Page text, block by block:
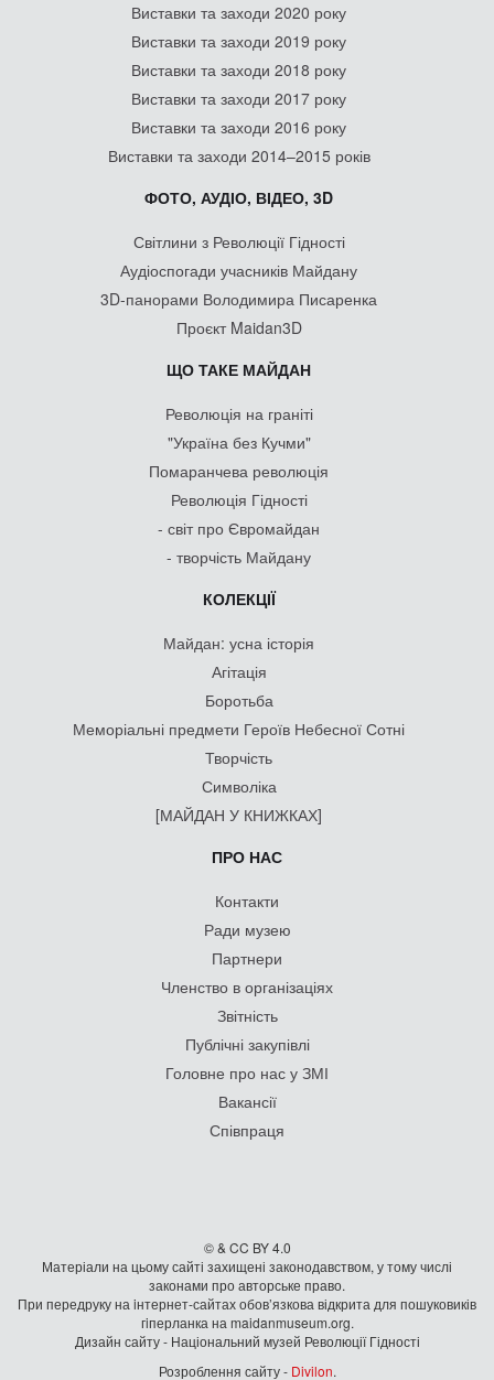
Виставки та заходи 2020 року
Виставки та заходи 2019 року
Виставки та заходи 2018 року
Виставки та заходи 2017 року
Виставки та заходи 2016 року
Виставки та заходи 2014–2015 років
ФОТО, АУДІО, ВІДЕО, 3D
Світлини з Революції Гідності
Аудіоспогади учасників Майдану
3D-панорами Володимира Писаренка
Проєкт Maidan3D
ЩО ТАКЕ МАЙДАН
Революція на граніті
"Україна без Кучми"
Помаранчева революція
Революція Гідності
- світ про Євромайдан
- творчість Майдану
КОЛЕКЦІЇ
Майдан: усна історія
Агітація
Боротьба
Меморіальні предмети Героїв Небесної Сотні
Творчість
Символіка
[МАЙДАН У КНИЖКАХ]
ПРО НАС
Контакти
Ради музею
Партнери
Членство в організаціях
Звітність
Публічні закупівлі
Головне про нас у ЗМІ
Вакансії
Співпраця
© & CC BY 4.0
Матеріали на цьому сайті захищені законодавством, у тому числі
законами про авторське право.
При передруку на iнтернет-сайтах обов’язкова відкрита для пошуковиків
гiперланка на maidanmuseum.org.
Дизайн сайту - Національний музей Революції Гідності
Розроблення сайту - Divilon.